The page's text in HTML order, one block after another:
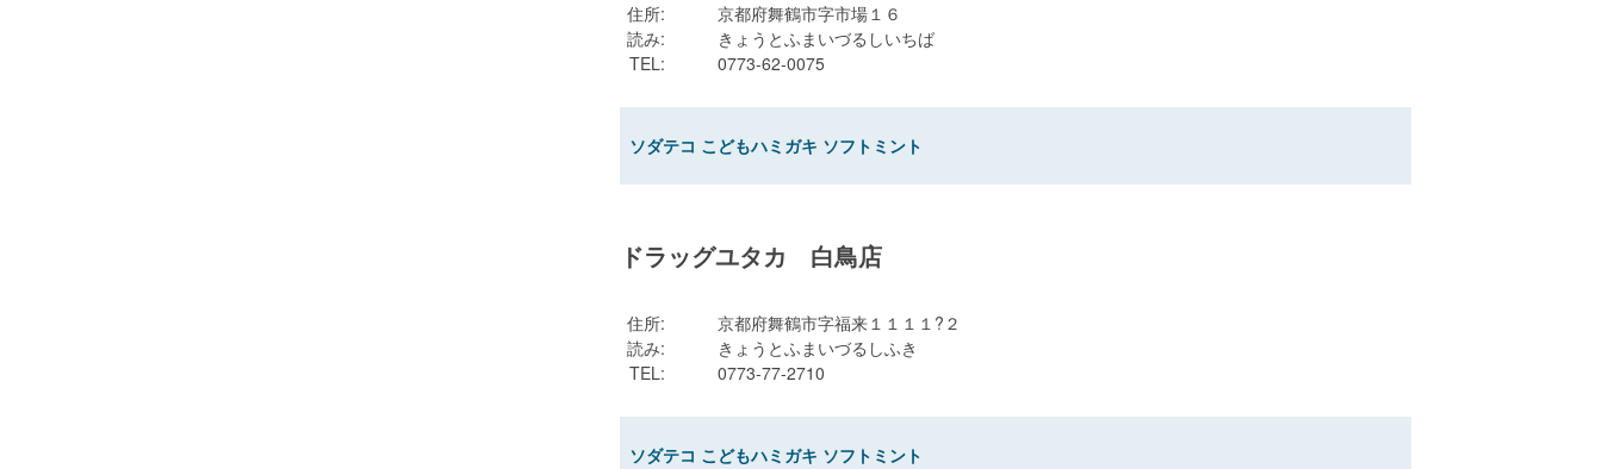
住所:
京都府舞鶴市字市場１６
読み:
きょうとふまいづるしいちば
TEL: 0773-62-0075
ソダテコ こどもハミガキ ソフトミント
ドラッグユタカ 白鳥店
住所:
京都府舞鶴市字福来１１１１?２
読み:
きょうとふまいづるしふき
TEL: 0773-77-2710
ソダテコ こどもハミガキ ソフトミント